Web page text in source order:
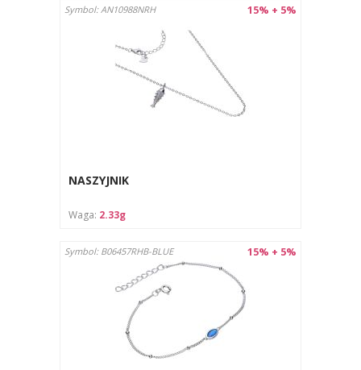
15% + 5%
Symbol: AN10988NRH
NASZYJNIK
Waga: 2.33g
15% + 5%
Symbol: B06457RHB-BLUE